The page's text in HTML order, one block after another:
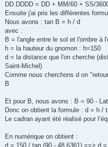
DD.DDDD = DD + MM/60 + SS/
Ensuite j'ai pris les différentes
Nous avons : tan B = h / d
avec :
B = l'angle entre le sol et l'ombre à
h = la hauteur du gnomon : h=150
d = la distance que l'on cherche
Saint-Michel)
Comme nous cherchons d on
B
Et pour B, nous avons : B = 90 -
Donc on obtient la formule : d = h /
Le cadran ayant été réalisé pour
En numérique on obtient :
d = 150 / tan (90 - 48.6361) ==> d